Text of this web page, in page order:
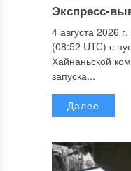
Экспресс-
4 августа 2026
(08:52 UTC) с
Хайнаньской
запуска...
Далее